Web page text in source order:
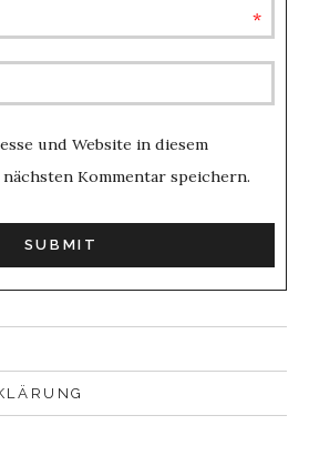
und Website in diesem
Kommentar speichern.